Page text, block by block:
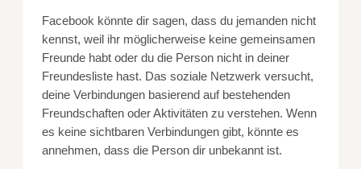
Facebook könnte dir sagen, dass du jemanden nicht
kennst, weil ihr möglicherweise keine gemeinsamen
Freunde habt oder du die Person nicht in deiner
Freundesliste hast. Das soziale Netzwerk versucht,
deine Verbindungen basierend auf bestehenden
Freundschaften oder Aktivitäten zu verstehen. Wenn
es keine sichtbaren Verbindungen gibt, könnte es
annehmen, dass die Person dir unbekannt ist.